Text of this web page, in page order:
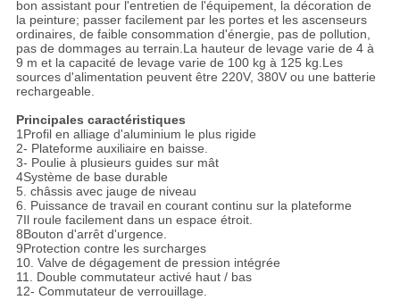
bon assistant pour l'entretien de l'équipement, la décoration de
la peinture; passer facilement par les portes et les ascenseurs
ordinaires, de faible consommation d'énergie, pas de pollution,
pas de dommages au terrain.La hauteur de levage varie de 4 à
9 m et la capacité de levage varie de 100 kg à 125 kg.Les
sources d'alimentation peuvent être 220V, 380V ou une batterie
rechargeable.
Principales caractéristiques
1Profil en alliage d'aluminium le plus rigide
2- Plateforme auxiliaire en baisse.
3- Poulie à plusieurs guides sur mât
4Système de base durable
5. châssis avec jauge de niveau
6. Puissance de travail en courant continu sur la plateforme
7Il roule facilement dans un espace étroit.
8Bouton d'arrêt d'urgence.
9Protection contre les surcharges
10. Valve de dégagement de pression intégrée
11. Double commutateur activé haut / bas
12- Commutateur de verrouillage.